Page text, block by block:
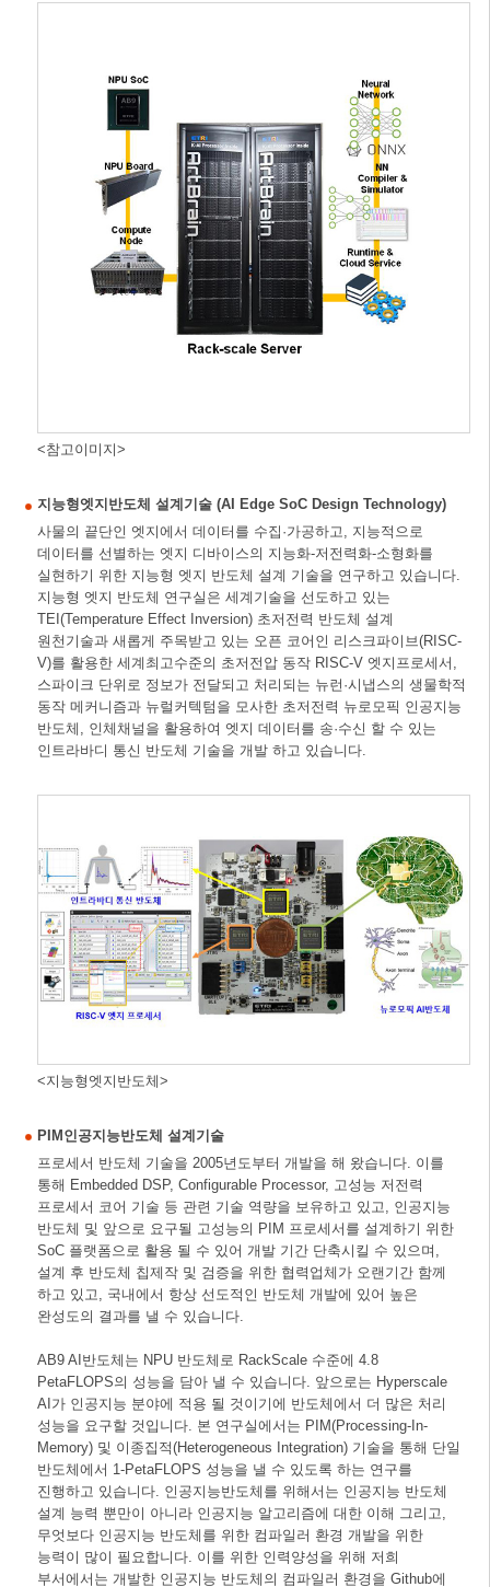
<참고이미지>
지능형엣지반도체 설계기술 (AI Edge SoC Design Technology)
사물의 끝단인 엣지에서 데이터를 수집·가공하고, 지능적으로
데이터를 선별하는 엣지 디바이스의 지능화-저전력화-소형화를
실현하기 위한 지능형 엣지 반도체 설계 기술을 연구하고 있습니다.
지능형 엣지 반도체 연구실은 세계기술을 선도하고 있는
TEI(Temperature Effect Inversion) 초저전력 반도체 설계
원천기술과 새롭게 주목받고 있는 오픈 코어인 리스크파이브(RISC-
V)를 활용한 세계최고수준의 초저전압 동작 RISC-V 엣지프로세서,
스파이크 단위로 정보가 전달되고 처리되는 뉴런·시냅스의 생물학적
동작 메커니즘과 뉴럴커텍텀을 모사한 초저전력 뉴로모픽 인공지능
반도체, 인체채널을 활용하여 엣지 데이터를 송·수신 할 수 있는
인트라바디 통신 반도체 기술을 개발 하고 있습니다.
<지능형엣지반도체>
PIM인공지능반도체 설계기술
프로세서 반도체 기술을 2005년도부터 개발을 해 왔습니다. 이를
통해 Embedded DSP, Configurable Processor, 고성능 저전력
프로세서 코어 기술 등 관련 기술 역량을 보유하고 있고, 인공지능
반도체 및 앞으로 요구될 고성능의 PIM 프로세서를 설계하기 위한
SoC 플랫폼으로 활용 될 수 있어 개발 기간 단축시킬 수 있으며,
설계 후 반도체 칩제작 및 검증을 위한 협력업체가 오랜기간 함께
하고 있고, 국내에서 항상 선도적인 반도체 개발에 있어 높은
완성도의 결과를 낼 수 있습니다.
AB9 AI반도체는 NPU 반도체로 RackScale 수준에 4.8
PetaFLOPS의 성능을 담아 낼 수 있습니다. 앞으로는 Hyperscale
AI가 인공지능 분야에 적용 될 것이기에 반도체에서 더 많은 처리
성능을 요구할 것입니다. 본 연구실에서는 PIM(Processing-In-
Memory) 및 이종집적(Heterogeneous Integration) 기술을 통해 단일
반도체에서 1-PetaFLOPS 성능을 낼 수 있도록 하는 연구를
진행하고 있습니다. 인공지능반도체를 위해서는 인공지능 반도체
설계 능력 뿐만이 아니라 인공지능 알고리즘에 대한 이해 그리고,
무엇보다 인공지능 반도체를 위한 컴파일러 환경 개발을 위한
능력이 많이 필요합니다. 이를 위한 인력양성을 위해 저희
부서에서는 개발한 인공지능 반도체의 컴파일러 환경을 Github에